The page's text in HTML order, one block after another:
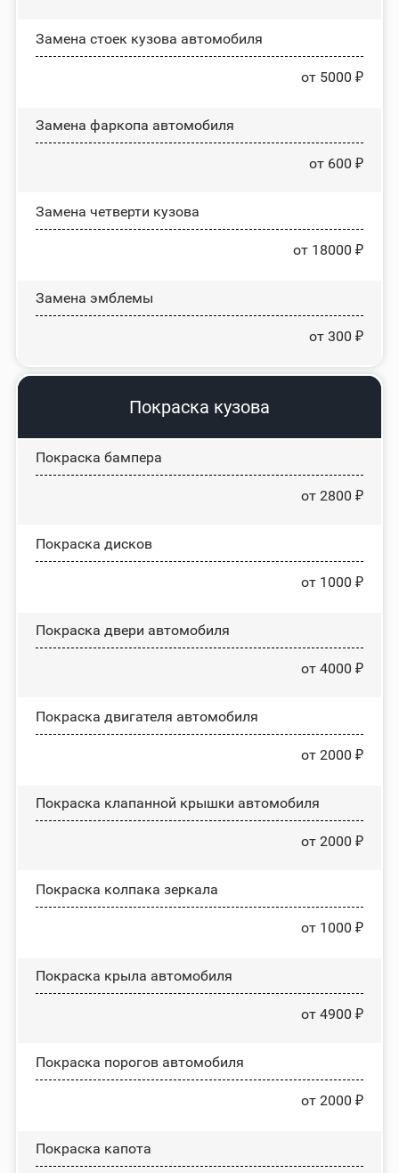
Замена стоек кузова автомобиля
от 5000 ₽
Замена фаркопа автомобиля
от 600 ₽
Замена четверти кузова
от 18000 ₽
Замена эмблемы
от 300 ₽
Покраска кузова
Покраска бампера
от 2800 ₽
Покраска дисков
от 1000 ₽
Покраска двери автомобиля
от 4000 ₽
Покраска двигателя автомобиля
от 2000 ₽
Покраска клапанной крышки автомобиля
от 2000 ₽
Покраска колпака зеркала
от 1000 ₽
Покраска крыла автомобиля
от 4900 ₽
Покраска порогов автомобиля
от 2000 ₽
Покраска капота